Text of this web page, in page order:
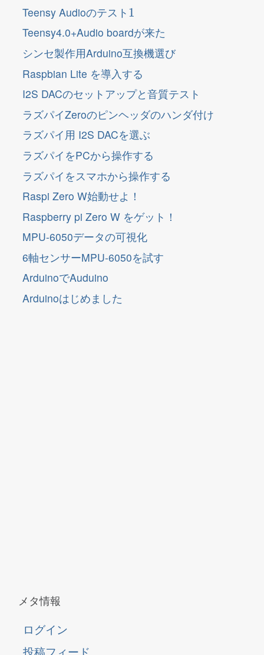
Teensy Audioのテスト
Teensy4.0+Audio boardが来た
シンセ製作用Arduino互換機選び
Raspbian Lite を導入する
I2S DACのセットアップと音質テスト
ラズパイZeroのピンヘッダのハンダ付け
ラズパイ用 I2S DACを選ぶ
ラズパイをPCから操作する
ラズパイをスマホから操作する
Raspi Zero W始動せよ！
Raspberry pi Zero W をゲット！
MPU-6050データの可視化
6軸センサーMPU-6050を試す
ArduinoでAuduino
Arduinoはじめました
メタ情報
ログイン
投稿フィード